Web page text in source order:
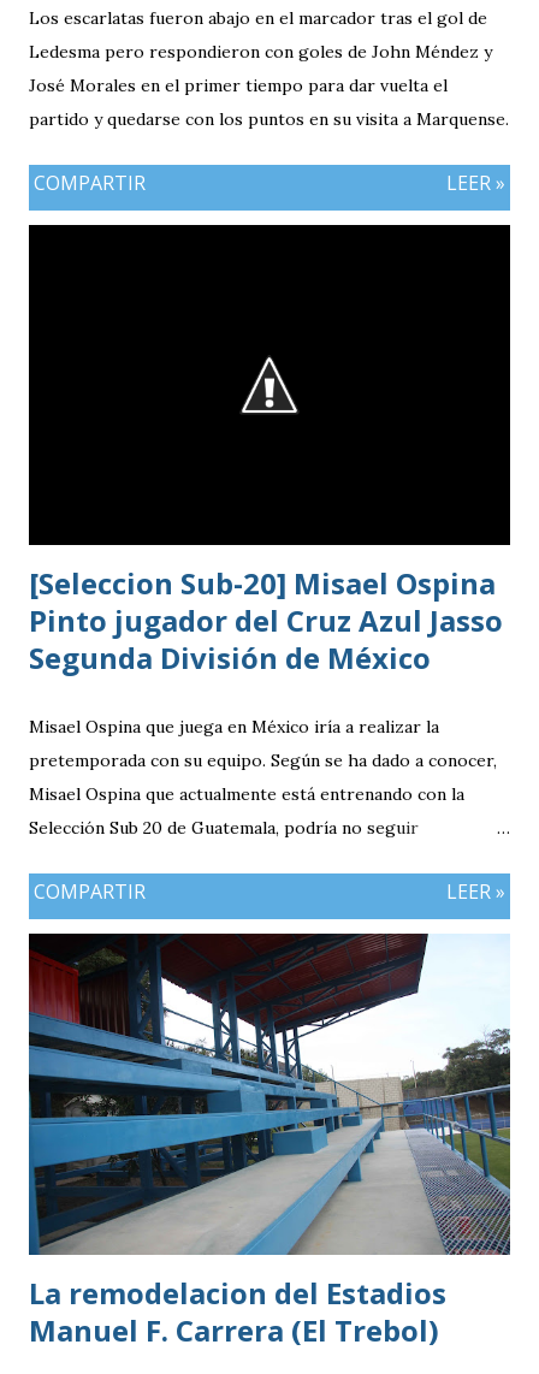
Los escarlatas fueron abajo en el marcador tras el gol de
Ledesma pero respondieron con goles de John Méndez y
José Morales en el primer tiempo para dar vuelta el
partido y quedarse con los puntos en su visita a Marquense.
COMPARTIR LEER »
[Seleccion Sub-20] Misael Ospina
Pinto jugador del Cruz Azul Jasso
Segunda División de México
Misael Ospina que juega en México iría a realizar la
pretemporada con su equipo. Según se ha dado a conocer,
Misael Ospina que actualmente está entrenando con la
Selección Sub 20 de Guatemala, podría no seguir
Cruz Azul de México iniciará a realizar su pretemporada.
Bio Ospina, de madre guatemalteca y padre colombiano,
vivía en Estados Unidos antes de ir a ser una prueba a la
filial del Cruz Azul de México, club al que se vinculó tras
destacar en una gira en Europa. Misael Ospina Pinto Lugar
y fecha de nacimiento: Barberena, Santa Rosa, 29 de julio
1996 Posición: Volante por derecha Peso: 143 libras
Estatura: 1.75 metros Equipo: Cruz Azul de Segunda
División de México Estudios: Quinto bachillerato en México
via. luchosolares.blogspot.com
COMPARTIR LEER »
La remodelacion del Estadios
Manuel F. Carrera (El Trebol)